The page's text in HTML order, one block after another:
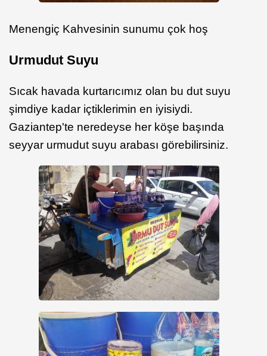
Menengiç Kahvesinin sunumu çok hoş
Urmudut Suyu
Sıcak havada kurtarıcımız olan bu dut suyu
şimdiye kadar içtiklerimin en iyisiydi.
Gaziantep'te neredeyse her köşe başında
seyyar urmudut suyu arabası görebilirsiniz.